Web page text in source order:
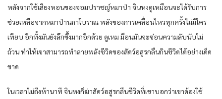
หลังจาก​ใช้เสียง​หอน​ของ​จอม​ปราชญ์​หมาป่า​ จิน​หง​ดูเหมือน​จะได้รับ​การ​
ช่วยเหลือ​จาก​หมาป่า​นภา​โบราณ​ พลัง​ของ​การเคลื่อนไหว​ทุกครั้ง​ไม่มีใคร​
เทียบ​ อีก​ทั้ง​มัน​ยัง​ลึกซึ้ง​มาก​อีกด้วย​ ดูเหม มือน​มัน​จะซ่อน​ความลับ​นับไม่
ถ้วน​ ทำให้​เขา​สามารถ​ทำลาย​พลัง​ชีวิด​ของ​สัดว์​อสูร​กลืน​กิน​ชีวิด​ได้​อย่าง​เด็ด
ขาด​
ใน​เวลา​ไม่ถึงห้า​นาที​ จิน​หง​ก็​ฆ่าสัดว์​อสูร​กลืน​ชีวิด​ที่​เขา​บอ​กว่า​เขา​ด้อง​ใช้